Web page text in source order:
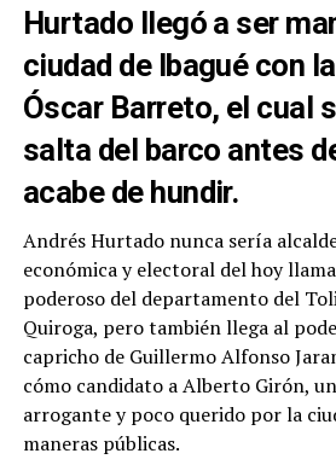
Hurtado llegó a ser
ciudad de Ibagué con
Óscar Barreto, el cual
salta del barco antes
acabe de hundir.
Andrés Hurtado nunca sería
económica y electoral del hoy
poderoso del departamento del
Quiroga, pero también llega al
capricho de Guillermo Alfonso
cómo candidato a Alberto Girón,
arrogante y poco querido por la
maneras públicas.